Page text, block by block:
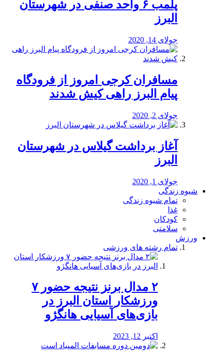
پلمب ۶ واحد صنفی در شهرستان
البرز
جولای 14, 2020
مسافران کرجی امروز از فرودگاه
پیام البرز راهی کیش شدند
جولای 2, 2020
آغاز برداشت گیلاس در شهرستان
البرز
جولای 1, 2020
شیوه زندگی
تمام شیوه زندگی
غذا
کودکان
سلامتی
ورزش
تمام رشته های ورزشی
۲ مدال برنز نتیجه حضور ۷
ورزشکار استان البرز در
بازی‌های آسیایی هانگژو
اکتبر 12, 2023